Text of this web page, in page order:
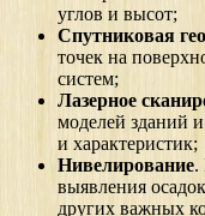
углов и высот;
Спутниковая
точек на
систем;
Лазерное
моделей зданий
и характеристик;
Нивелирование.
выявления
других важных